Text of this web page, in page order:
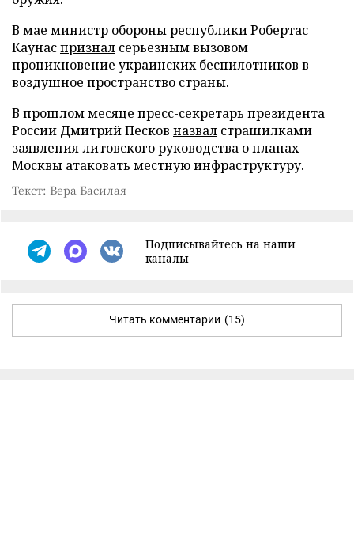
В мае министр обороны республики Робертас
Каунаспризнал серьезным вызовом
проникновение украинских беспилотников в
воздушное пространство страны.
В прошлом месяце пресс-секретарь президента
России Дмитрий Песков назвал страшилками
заявления литовского руководства о планах
Москвы атаковать местную инфраструктуру.
Текст: Вера Басилая
Подписывайтесь на наши
каналы
Читать комментарии (15)